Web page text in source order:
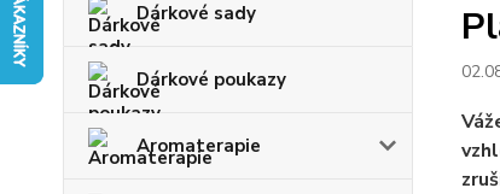
Dárkové sady
Dárkové poukazy
Aromaterapie